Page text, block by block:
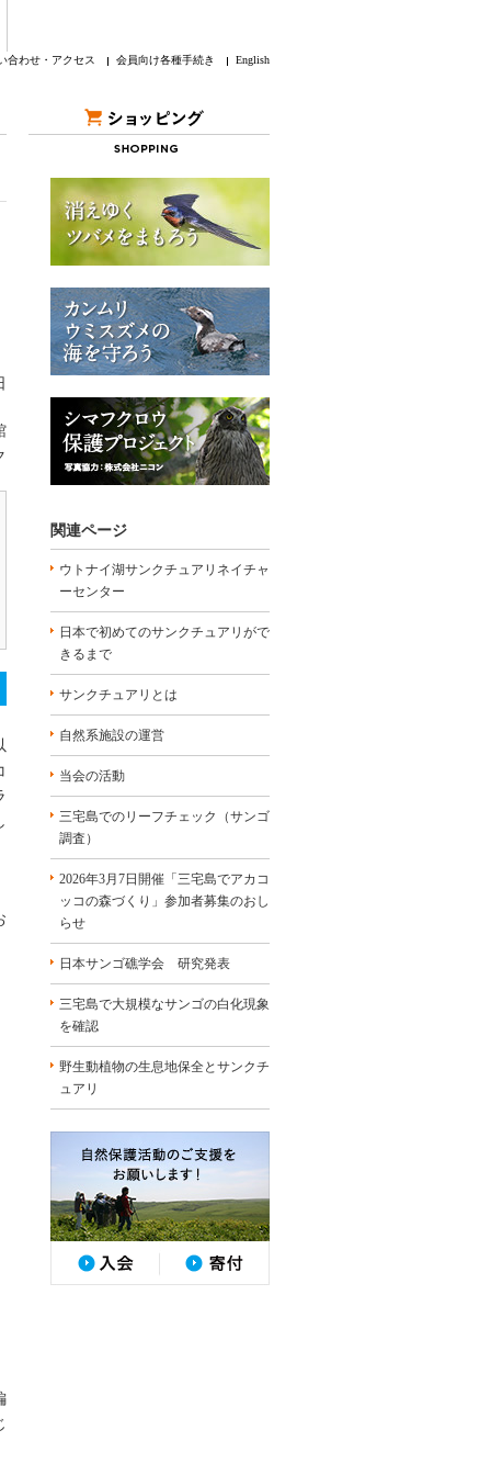
合わせ・アクセス 会員向け各種手続き English
関連ページ
ウトナイ湖サンクチュアリネイチャ
ーセンター
日本で初めてのサンクチュアリがで
きるまで
サンクチュアリとは
自然系施設の運営
当会の活動
三宅島でのリーフチェック（サンゴ
調査）
2026年3月7日開催「三宅島でアカコ
ッコの森づくり」参加者募集のおし
らせ
日本サンゴ礁学会 研究発表
三宅島で大規模なサンゴの白化現象
を確認
野生動植物の生息地保全とサンクチ
ュアリ